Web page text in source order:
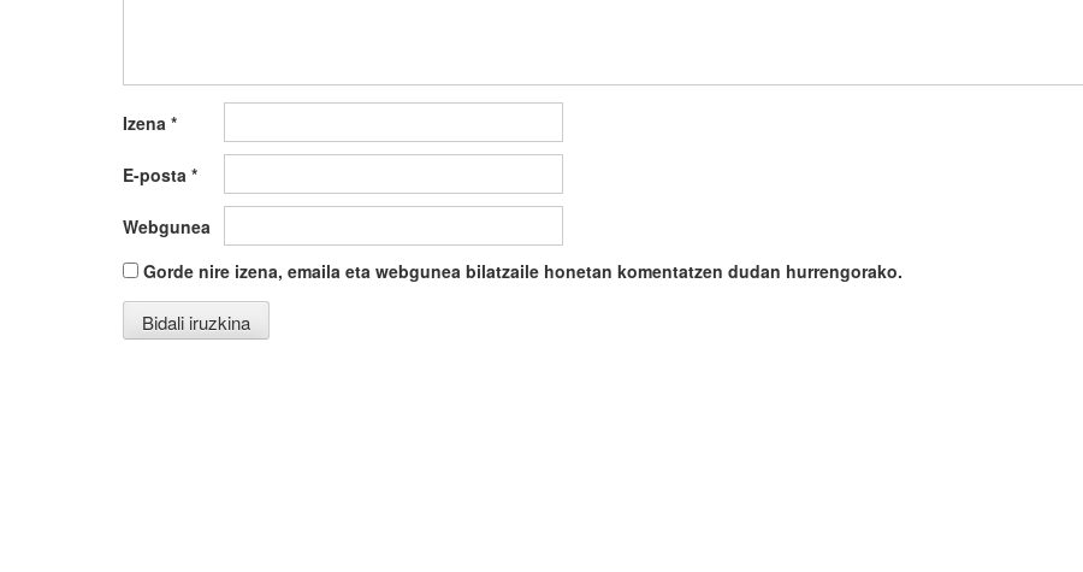
Izena *
E-posta *
Webgunea
Gorde nire izena, emaila eta webgunea bilatzaile honetan komentatzen dudan hurrengorako.